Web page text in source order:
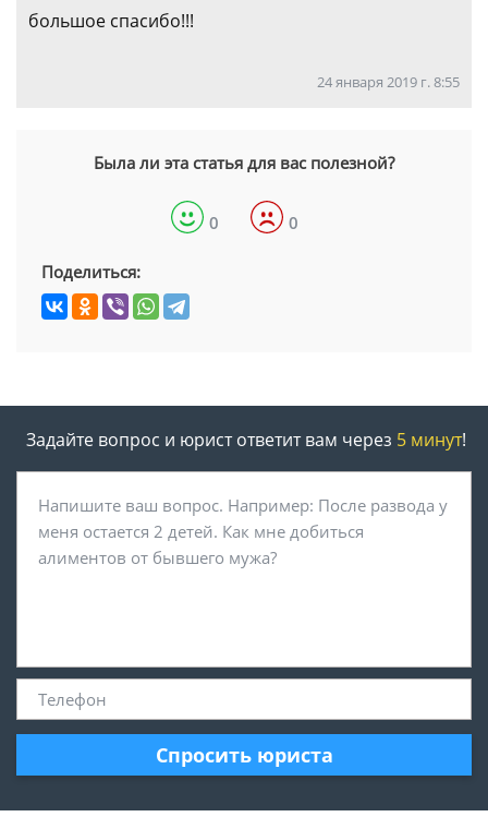
большое спасибо!!!
24 января 2019 г. 8:55
Была ли эта статья для вас полезной?
0 0
Поделиться:
Задайте вопрос и юрист ответит вам через 5 минут!
Спросить юриста